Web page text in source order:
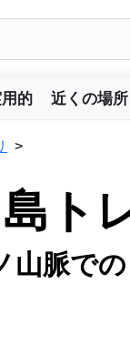
的 近くの場所
ト
山脈で